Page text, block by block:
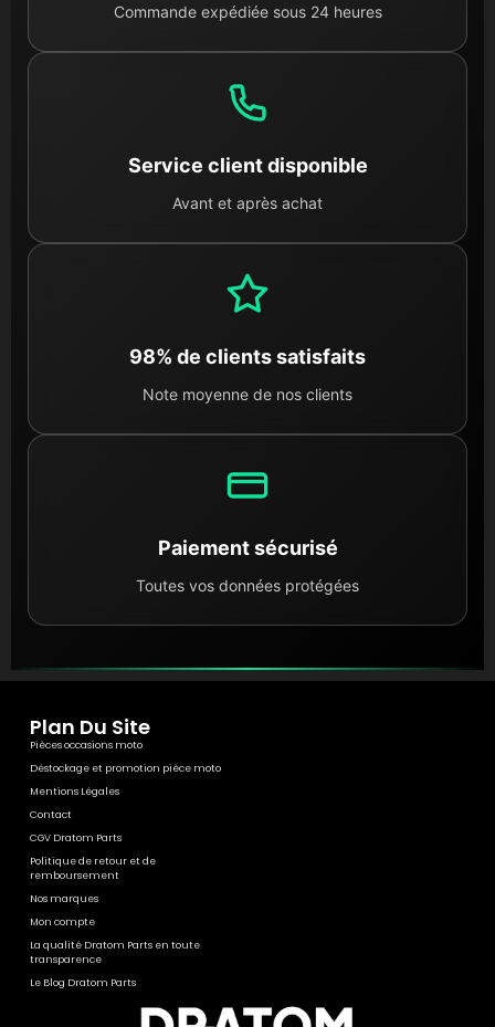
Commande expédiée sous 24 heures
Service client disponible
Avant et après achat
98% de clients satisfaits
Note moyenne de nos clients
Paiement sécurisé
Toutes vos données protégées
Plan Du Site
Pièces occasions moto
Déstockage et promotion pièce moto
Mentions Légales
Contact
CGV Dratom Parts
Politique de retour et de
remboursement
Nos marques
Mon compte
La qualité Dratom Parts en toute
transparence
Le Blog Dratom Parts